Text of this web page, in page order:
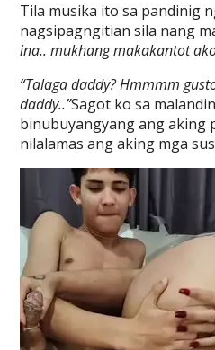
Tila musika ito sa pandinig
nagsipagngitian sila nang
ina.. mukhang makakantot
“Talaga daddy? Hmmmm
daddy..”Sagot ko sa
binubuyangyang ang aking
nilalamas ang aking mga